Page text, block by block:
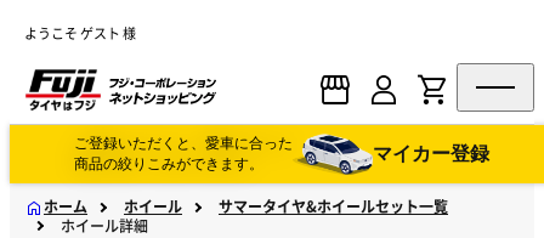
ようこそ ゲスト 様
ご登録いただくと、愛車に合った
商品の絞りこみができます。
マイカー登録
ホーム ホイール
サマータイヤ&ホイールセット一覧
ホイール詳細